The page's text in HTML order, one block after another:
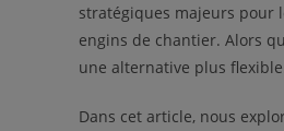
stratégiques majeurs pour
engins de chantier. Alors
une alternative plus
Dans cet article, nous